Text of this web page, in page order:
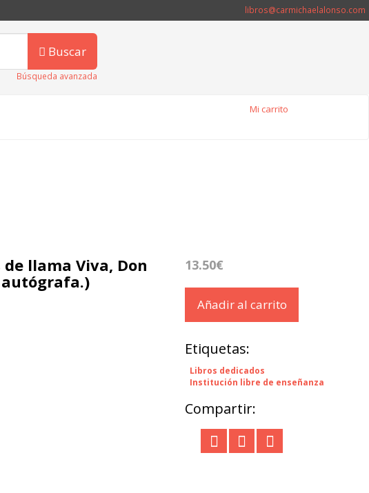
libros@carmichaelalonso.com
Buscar
Búsqueda avanzada
Mi carrito
llama Viva, Don
autógrafa.)
13.50€
Añadir al carrito
Etiquetas:
Libros dedicados
Institución libre de enseñanza
Compartir: